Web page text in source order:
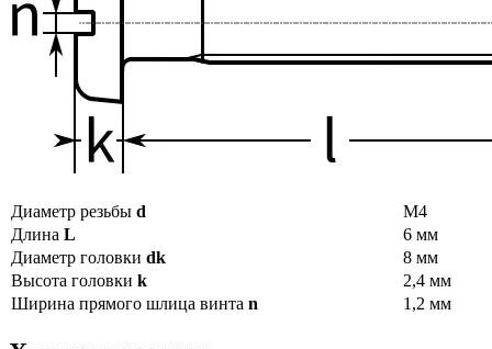
Диаметр резьбы d
М4
Длина L
6 мм
Диаметр головки dk
8 мм
Высота головки k
2,4 мм
Ширина прямого шлица винта n 1,2 мм